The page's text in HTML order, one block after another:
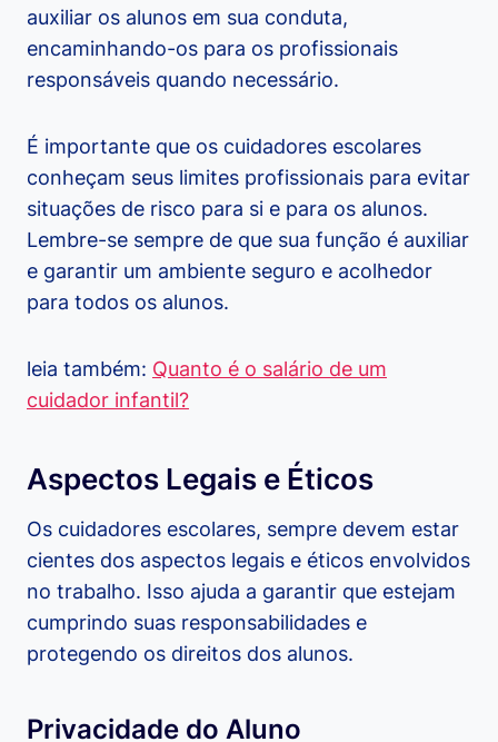
auxiliar os alunos em sua conduta,
encaminhando-os para os profissionais
responsáveis quando necessário.
É importante que os cuidadores escolares
conheçam seus limites profissionais para evitar
situações de risco para si e para os alunos.
Lembre-se sempre de que sua função é auxiliar
e garantir um ambiente seguro e acolhedor
para todos os alunos.
leia também: Quanto é o salário de um
cuidador infantil?
Aspectos Legais e Éticos
Os cuidadores escolares, sempre devem estar
cientes dos aspectos legais e éticos envolvidos
no trabalho. Isso ajuda a garantir que estejam
cumprindo suas responsabilidades e
protegendo os direitos dos alunos.
Privacidade do Aluno